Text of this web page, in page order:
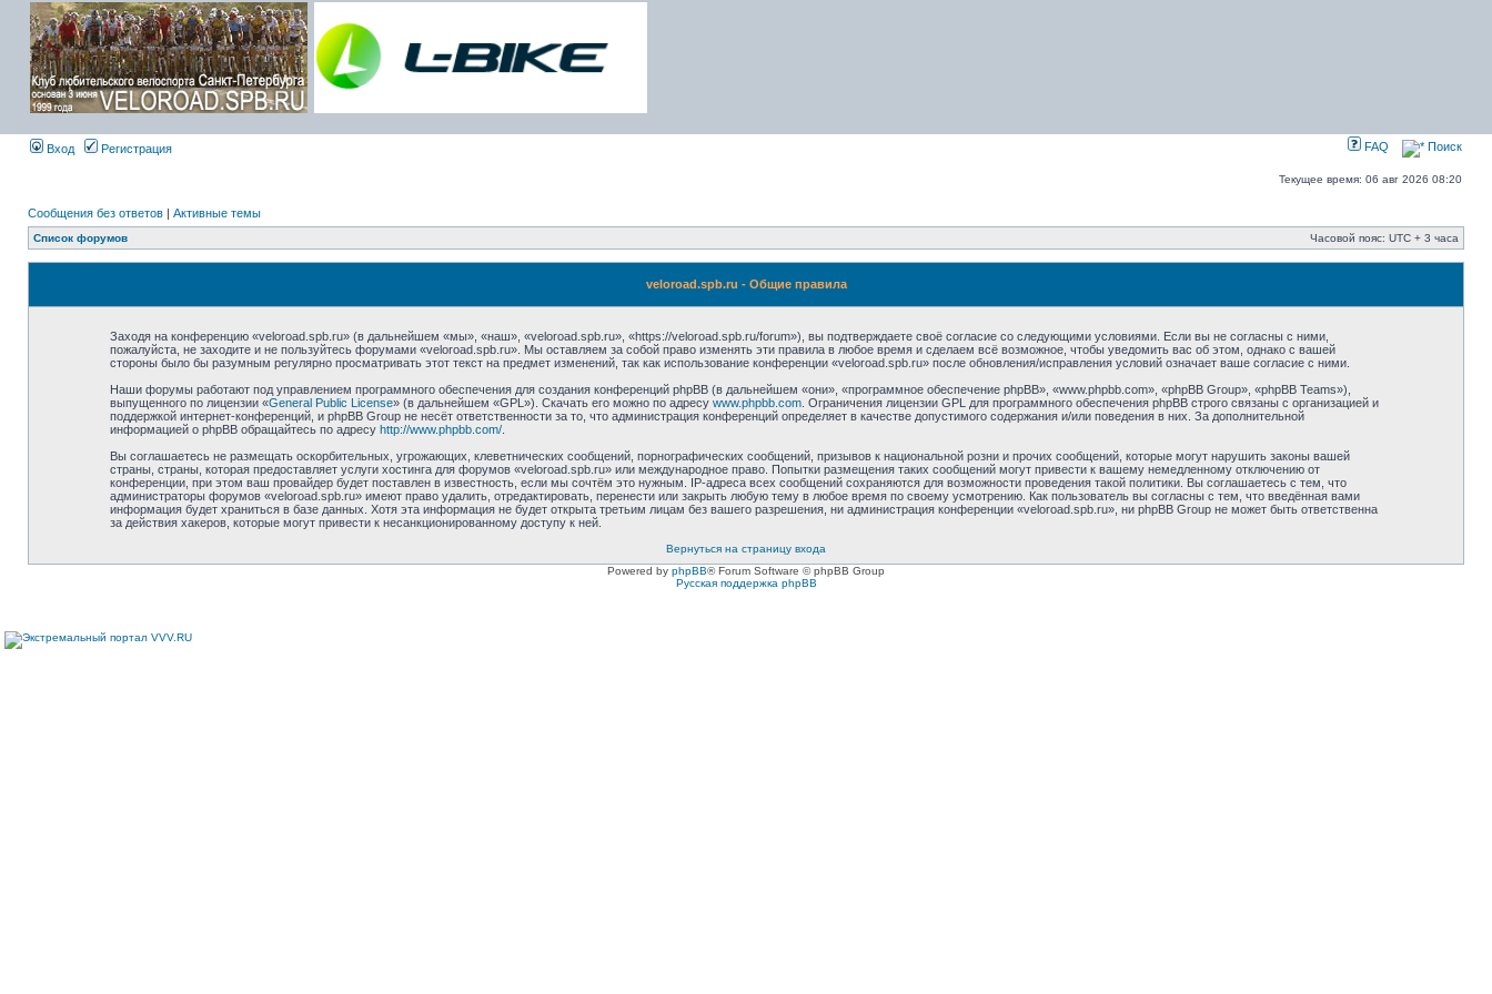
Вход Регистрация FAQ Поиск
Текущее время: 06 авг 2026 08:20
Сообщения без ответов | Активные темы
Список форумов Часовой пояс: UTC + 3 часа
veloroad.spb.ru - Общие правила
Заходя на конференцию «veloroad.spb.ru» (в дальнейшем «мы», «наш», «veloroad.spb.ru», «https://veloroad.spb.ru/forum»), вы подтверждаете своё согласие со следующими условиями. Если вы не согласны с ними,
пожалуйста, не заходите и не пользуйтесь форумами «veloroad.spb.ru». Мы оставляем за собой право изменять эти правила в любое время и сделаем всё возможное, чтобы уведомить вас об этом, однако с вашей
стороны было бы разумным регулярно просматривать этот текст на предмет изменений, так как использование конференции «veloroad.spb.ru» после обновления/исправления условий означает ваше согласие с ними.
Наши форумы работают под управлением программного обеспечения для создания конференций phpBB (в дальнейшем «они», «программное обеспечение phpBB», «www.phpbb.com», «phpBB Group», «phpBB Teams»),
выпущенного по лицензии «General Public License» (в дальнейшем «GPL»). Скачать его можно по адресу www.phpbb.com. Ограничения лицензии GPL для программного обеспечения phpBB строго связаны с организацией и
поддержкой интернет-конференций, и phpBB Group не несёт ответственности за то, что администрация конференций определяет в качестве допустимого содержания и/или поведения в них. За дополнительной
информацией о phpBB обращайтесь по адресу http://www.phpbb.com/.
Вы соглашаетесь не размещать оскорбительных, угрожающих, клеветнических сообщений, порнографических сообщений, призывов к национальной розни и прочих сообщений, которые могут нарушить законы вашей
страны, страны, которая предоставляет услуги хостинга для форумов «veloroad.spb.ru» или международное право. Попытки размещения таких сообщений могут привести к вашему немедленному отключению от
конференции, при этом ваш провайдер будет поставлен в известность, если мы сочтём это нужным. IP-адреса всех сообщений сохраняются для возможности проведения такой политики. Вы соглашаетесь с тем, что
администраторы форумов «veloroad.spb.ru» имеют право удалить, отредактировать, перенести или закрыть любую тему в любое время по своему усмотрению. Как пользователь вы согласны с тем, что введённая вами
информация будет храниться в базе данных. Хотя эта информация не будет открыта третьим лицам без вашего разрешения, ни администрация конференции «veloroad.spb.ru», ни phpBB Group не может быть ответственна
за действия хакеров, которые могут привести к несанкционированному доступу к ней.
Вернуться на страницу входа
Powered by phpBB® Forum Software © phpBB Group
Русская поддержка phpBB